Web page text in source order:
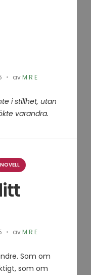
avM R E
i stillhet, utan
varandra.
NOVELL
avM R E
Som om
som om